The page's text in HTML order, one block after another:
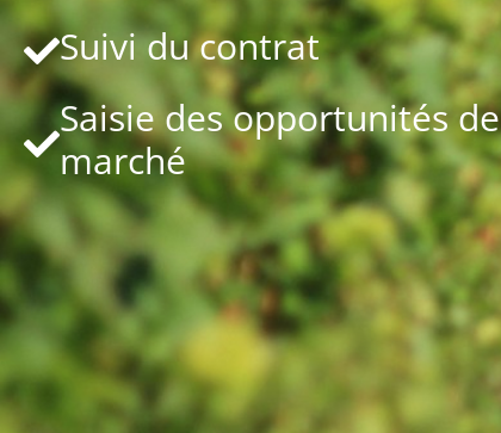
Suivi du contrat
Saisie des opportunités de
marché